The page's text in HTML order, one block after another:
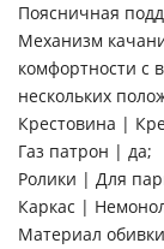
Поясничная
Механизм
комфортности с
нескольких
Крестовина |
Газ патрон | да;
Ролики | Для
Каркас |
Материал